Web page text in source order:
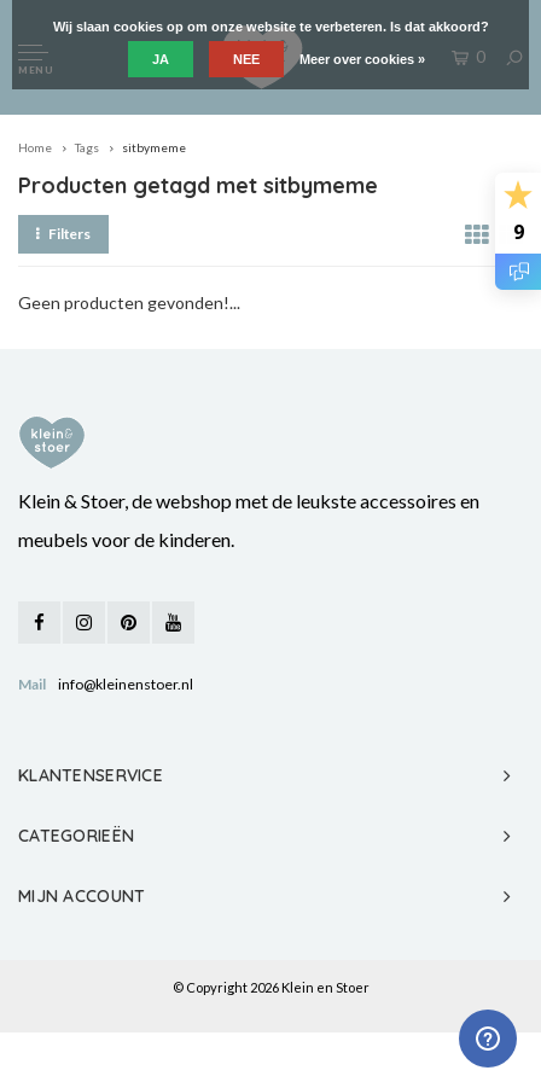
9
MENU
0
Home Tags sitbymeme
Producten getagd met sitbymeme
Filters
Geen producten gevonden!...
Klein & Stoer, de webshop met de leukste accessoires en
meubels voor de kinderen.
Mail info@kleinenstoer.nl
KLANTENSERVICE
CATEGORIEËN
MIJN ACCOUNT
© Copyright 2026 Klein en Stoer
Wij slaan cookies op om onze website te verbeteren. Is dat akkoord?
JA NEE Meer over cookies »